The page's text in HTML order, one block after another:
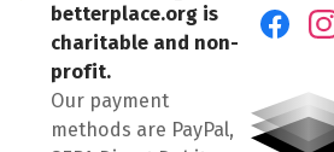
betterplace.org is
charitable and non-
profit.
Our payment
methods are PayPal,